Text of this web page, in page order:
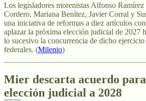
Los legisladores morenistas Alfonso
Cordero, Mariana Benítez, Javier Corral y
una iniciativa de reformas a diez artículos
aplazar la próxima elección judicial de 2027
lo sucesivo la concurrencia de dicho
federales. (Milenio)
Mier descarta acuerdo
elección judicial a 2028